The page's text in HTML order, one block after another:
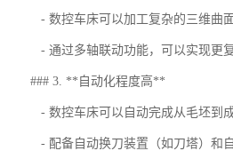
- 数控车床可以加工复杂的三维曲
- 通过多轴联动功能，可以实现更
### 3. **自动化程度高**
- 数控车床可以自动完成从毛坯到
- 配备自动换刀装置（如刀塔）和